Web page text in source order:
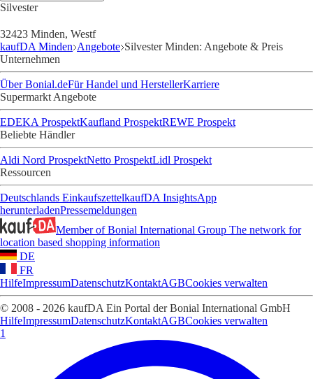
Silvester
32423 Minden, Westf
kaufDA Minden Angebote Silvester Minden: Angebote & Preis
Unternehmen
Über Bonial.deFür Handel und HerstellerKarriere
Supermarkt Angebote
EDEKA ProspektKaufland ProspektREWE Prospekt
Beliebte Händler
Aldi Nord ProspektNetto ProspektLidl Prospekt
Ressourcen
Deutschlands EinkaufszettelkaufDA InsightsApp
herunterladenPressemeldungen
Member of Bonial International Group The network for
location based shopping information
DE
FR
HilfeImpressumDatenschutzKontaktAGBCookies verwalten
© 2008 - 2026 kaufDA Ein Portal der Bonial International GmbH
HilfeImpressumDatenschutzKontaktAGBCookies verwalten
1